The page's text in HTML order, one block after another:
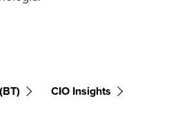
CIO Insights